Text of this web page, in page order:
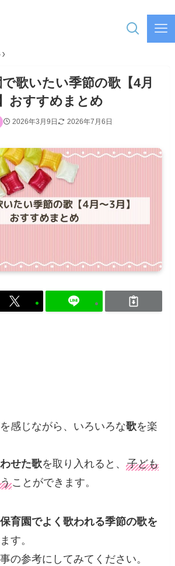
歌いたい季節の歌【4月
おすすめまとめ
2026年3月9日 2026年7月6日
を感じながら、いろいろな歌を楽
せた歌を取り入れると、子ども
ことができます。
保育園でよく歌われる季節の歌を
す。
の参考にしてみてください。